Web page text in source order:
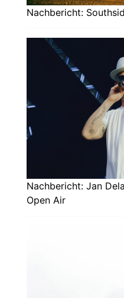
Nachbericht:
Nachbericht: Jan
Open Air